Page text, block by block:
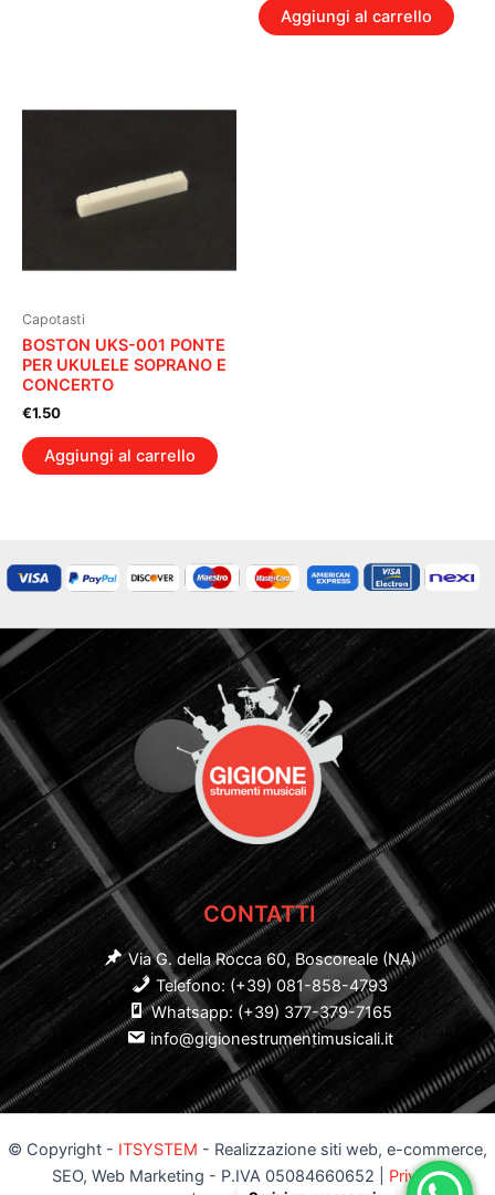
Aggiungi al carrello
Capotasti
BOSTON UKS-001 PONTE
PER UKULELE SOPRANO E
CONCERTO
€1.50
Aggiungi al carrello
CONTATTI
Via G. della Rocca 60, Boscoreale (NA)
Telefono: (+39) 081-858-4793
Whatsapp: (+39) 377-379-7165
info@gigionestrumentimusicali.it
© Copyright - ITSYSTEM - Realizzazione siti web, e-commerce,
SEO, Web Marketing - P.IVA 05084660652 | Privacy